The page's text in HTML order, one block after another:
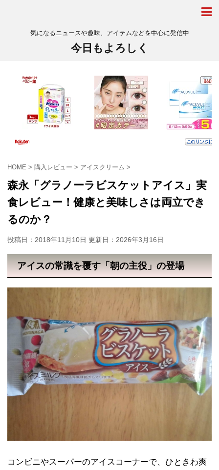
気になるニュースや趣味、アイテムなどを中心に発信中
今日もよろしく
HOME > 購入レビュー > アイスクリーム >
森永「グラノーラビスケットアイス」実
食レビュー！健康と美味しさは両立でき
るのか？
投稿日：2018年11月10日 更新日： 2026年3月16日
アイスの常識を覆す「朝の主役」の登場
コンビニやスーパーのアイスコーナーで、ひときわ爽